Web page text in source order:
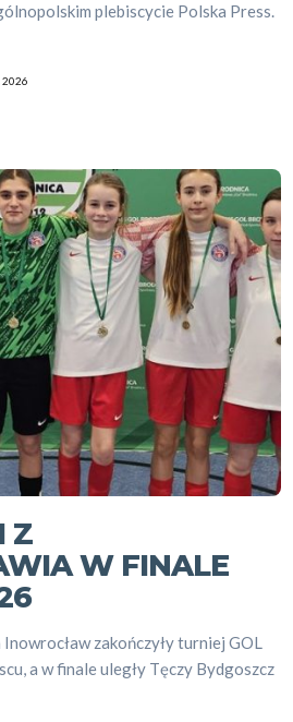
plebiscycie Polska Press.
2026
Z
W FINALE
zakończyły turniej GOL
a w finale uległy Tęczy Bydgoszcz